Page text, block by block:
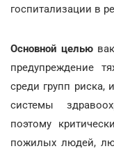
госпитализации в
Основной целью
предупреждение
среди групп риска,
системы
поэтому
пожилых людей,